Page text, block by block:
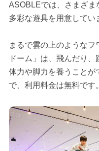
ASOBLEでは、さまざま
多彩な遊具を用意してい
まるで雲の上のような
ドーム」は、飛んだり、
体力や脚力を養うことが
で、利用料金は無料です。